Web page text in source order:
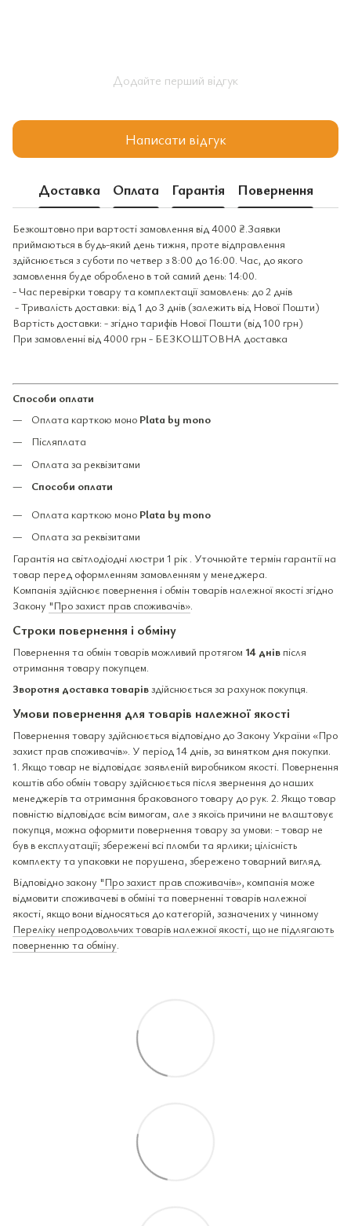
Додайте перший відгук
Написати відгук
Доставка Оплата Гарантія Повернення
Безкоштовно при вартості замовлення від 4000 ₴.Заявки
приймаються в будь-який день тижня, проте відправлення
здійснюється з суботи по четвер з 8:00 до 16:00. Час, до якого
замовлення буде оброблено в той самий день: 14:00.
- Час перевірки товару та комплектації замовлень: до 2 днів
- Тривалість доставки: від 1 до 3 днів (залежить від Нової Пошти)
Вартість доставки: - згідно тарифів Нової Пошти (від 100 грн)
При замовленні від 4000 грн - БЕЗКОШТОВНА доставка
Способи оплати
Оплата карткою моно Plata by mono
Післяплата
Оплата за реквізитами
Способи оплати
Оплата карткою моно Plata by mono
Оплата за реквізитами
Гарантія на світлодіодні люстри 1 рік . Уточнюйте термін гарантії на
товар перед оформленням замовленням у менеджера.
Компанія здійснює повернення і обмін товарів належної якості згідно
Закону "Про захист прав споживачів».
Строки повернення і обміну
Повернення та обмін товарів можливий протягом 14 днів після
отримання товару покупцем.
Зворотня доставка товарівздійснюється за рахунок покупця.
Умови повернення для товарів належної якості
Повернення товару здійснюється відповідно до Закону України «Про
захист прав споживачів». У період 14 днів, за винятком дня покупки.
1. Якщо товар не відповідає заявленій виробником якості. Повернення
коштів або обмін товару здійснюється після звернення до наших
менеджерів та отримання бракованого товару до рук. 2. Якщо товар
повністю відповідає всім вимогам, але з якоїсь причини не влаштовує
покупця, можна оформити повернення товару за умови: - товар не
був в експлуатації; збережені всі пломби та ярлики; цілісність
комплекту та упаковки не порушена, збережено товарний вигляд.
Відповідно закону "Про захист прав споживачів», компанія може
відмовити споживачеві в обміні та поверненні товарів належної
якості, якщо вони відносяться до категорій, зазначених у чинному
Переліку непродовольчих товарів належної якості, що не підлягають
поверненню та обміну.